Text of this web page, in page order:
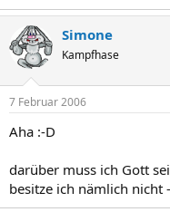
Simone
Kampfhase
7 Februar 2006
Aha :-D
darüber muss ich Gott
besitze ich nämlich